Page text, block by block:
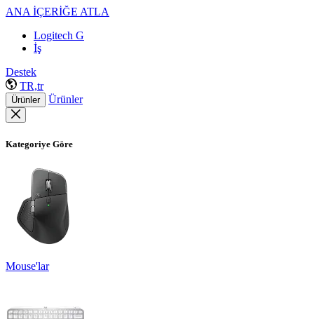
ANA İÇERİĞE ATLA
Logitech G
İş
Destek
TR,tr
Ürünler Ürünler
Kategoriye Göre
Mouse'lar